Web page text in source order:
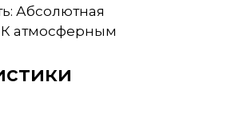
Абсолютная
К атмосферным